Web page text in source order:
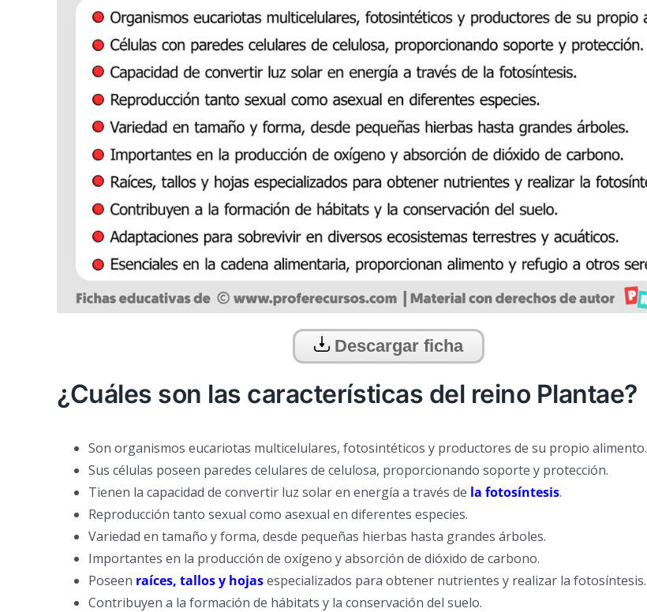
Descargar ficha
¿Cuáles son las características del reino Plantae?
Son organismos eucariotas multicelulares, fotosintéticos y productores de su propio alimento.
Sus células poseen paredes celulares de celulosa, proporcionando soporte y protección.
Tienen la capacidad de convertir luz solar en energía a través de la fotosíntesis.
Reproducción tanto sexual como asexual en diferentes especies.
Variedad en tamaño y forma, desde pequeñas hierbas hasta grandes árboles.
Importantes en la producción de oxígeno y absorción de dióxido de carbono.
Poseen raíces, tallos y hojasespecializados para obtener nutrientes y realizar la fotosíntesis.
Contribuyen a la formación de hábitats y la conservación del suelo.